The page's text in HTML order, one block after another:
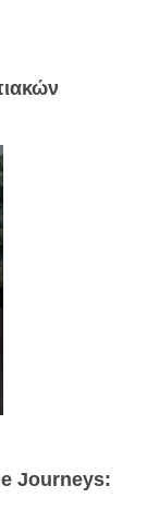
Journeys: